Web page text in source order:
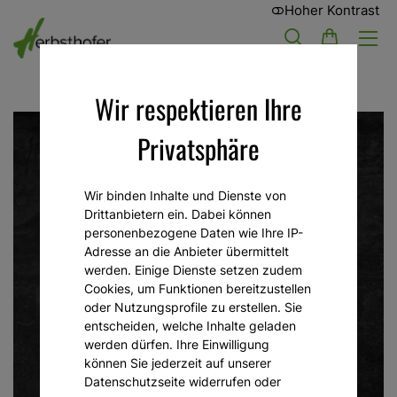
Hoher Kontrast
Wir respektieren Ihre
Privatsphäre
Wir binden Inhalte und Dienste von
Drittanbietern ein. Dabei können
personenbezogene Daten wie Ihre IP-
Adresse an die Anbieter übermittelt
werden. Einige Dienste setzen zudem
Cookies, um Funktionen bereitzustellen
oder Nutzungsprofile zu erstellen. Sie
entscheiden, welche Inhalte geladen
werden dürfen. Ihre Einwilligung
können Sie jederzeit auf unserer
Datenschutzseite widerrufen oder